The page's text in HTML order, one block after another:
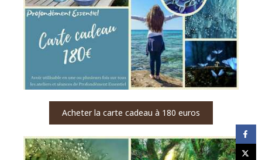
Acheter la carte cadeau à 180 euros